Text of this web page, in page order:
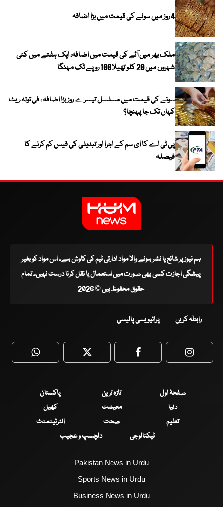
4 روز میں سونے کی قیمت میں بڑا اضافہ
ملک بھر میں آٹے کی قیمت میں اضافہ، ایک ہفتے میں کئی
شہروں میں 20 کلو تھیلا 100 روپے تک مہنگا
سونے کی قیمت میں مسلسل تیسرے روز بڑا اضافہ ، فی تولہ ریٹ
کہاں تک جا پہنچا؟
پی ٹی اے کا ای سم کے اجرا اور تبدیلی کی فیس کم کرنے کا
فیصلہ
ہم نیوز پر شائع یا نشر ہونے والا مواد ادارتی ٹیم کی کاوش ہے۔ اس مواد کو بغیر
پیشگی اجازت کسی بھی صورت میں استعمال یا نقل کرنا درست نہیں۔ تمام
حقوق محفوظ ہیں © 2026
رابطہ کریں پرائیویسی پالیسی
WhatsApp Twitter Facebook
صفحۂ اول تازہ ترین
پاکستان
دنیا
معیشت
کھیل
تعلیم
صحت
انٹرٹینمنٹ
ٹیکنالوجی
دلچسپ و عجیب
Pakistan News in Urdu
Sports News in Urdu
Business News in Urdu